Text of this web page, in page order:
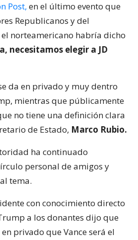
Post, en el último evento que
Republicanos y del
norteamericano habría dicho
necesitamos elegir a JD
da en privado y muy dentro
mientras que públicamente
no tiene una definición clara
de Estado, Marco Rubio.
ha continuado
personal de amigos y
tema.
con conocimiento directo
a los donantes dijo que
privado que Vance será el